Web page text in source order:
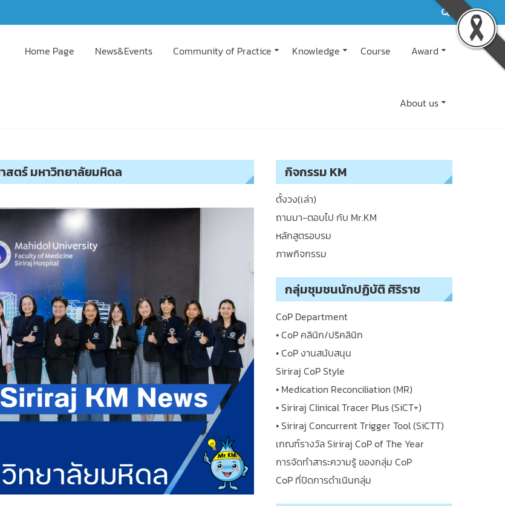
Home Page News&Events Community of Practice Knowledge Course Award
About us
ตร์ มหาวิทยาลัยมหิดล กิจกรรม KM
ตั้งวง(เล่า)
ถามมา-ตอบไป กับ Mr.KM
หลักสูตรอบรม
ภาพกิจกรรม
กลุ่มชุมชนนักปฏิบัติ ศิริราช
CoP Department
• CoP คลินิก/ปริคลินิก
• CoP งานสนับสนุน
Siriraj CoP Style
• Medication Reconciliation (MR)
• Siriraj Clinical Tracer Plus (SiCT+)
• Siriraj Concurrent Trigger Tool (SiCTT)
เกณฑ์รางวัล Siriraj CoP of The Year
การจัดทำสาระความรู้ ของกลุ่ม CoP
CoP ที่ปิดการดำเนินกลุ่ม